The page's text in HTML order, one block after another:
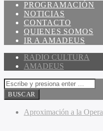
PROGRAMACIÓN
NOTICIAS
CONTACTO
QUIENES SOMOS
IR A AMADEUS
RADIO CULTURA
AMADEUS
Aproximación a la Opera